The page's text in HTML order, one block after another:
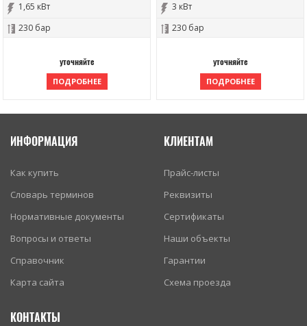
1,65 кВт
230 бар
уточняйте
ПОДРОБНЕЕ
3 кВт
230 бар
уточняйте
ПОДРОБНЕЕ
ИНФОРМАЦИЯ
Как купить
Словарь терминов
Нормативные документы
Вопросы и ответы
Справочник
Карта сайта
КЛИЕНТАМ
Прайс-листы
Реквизиты
Сертификаты
Наши объекты
Гарантии
Схема проезда
КОНТАКТЫ